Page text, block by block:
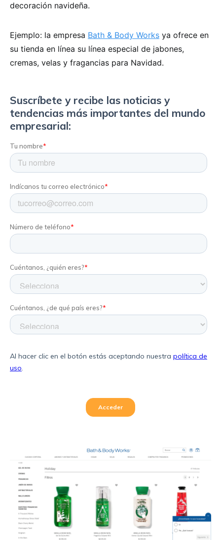
decoración navideña.
Ejemplo: la empresa Bath & Body Works ya ofrece en
su tienda en línea su línea especial de jabones,
cremas, velas y fragancias para Navidad.